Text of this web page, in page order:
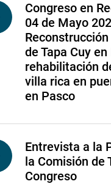
Congreso en
04 de Mayo
de Tapa Cuy
rehabilitación
villa rica en
en Pasco
Entrevista a la
la Comisión de
Congreso